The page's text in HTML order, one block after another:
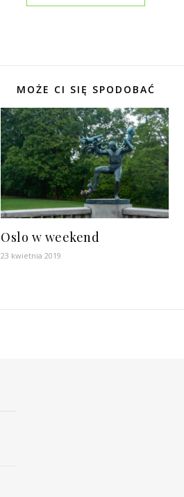
MOŻE CI SIĘ SPODOBAĆ
Oslo w weekend
23 kwietnia 2019